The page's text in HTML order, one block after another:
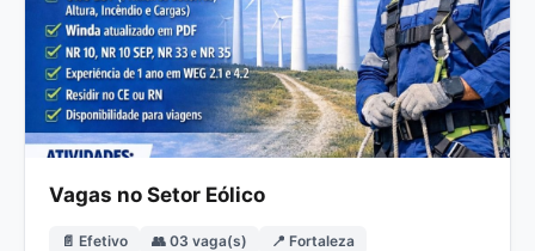
Vagas no Setor Eólico
📄 Efetivo 👥 03 vaga(s) 📍 Fortaleza